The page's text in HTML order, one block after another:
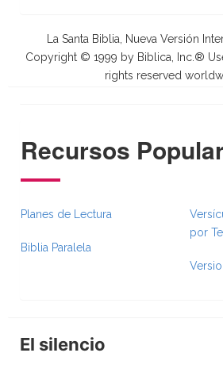
La Santa Biblia, Nueva Versión
Copyright © 1999 by Biblica, Inc.®
rights reserved
Recursos
Planes de Lectura
Biblia Paralela
por
El silencio